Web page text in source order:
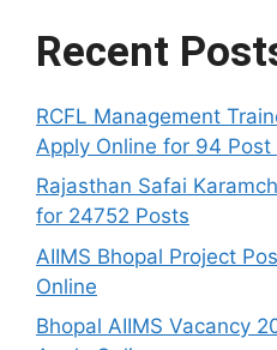
Recent
RCFL Management
Apply Online for 94 Post
Rajasthan Safai
for 24752 Posts
AIIMS Bhopal Project
Online
Bhopal AIIMS Vacancy